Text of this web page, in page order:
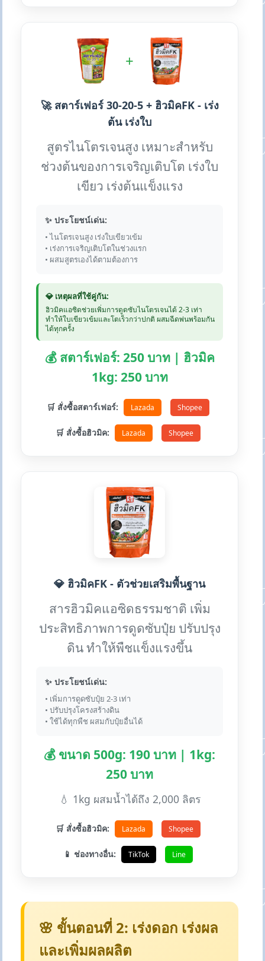
+
🚀 สตาร์เฟอร์ 30-20-5 + ฮิวมิคFK - เร่ง
ต้น เร่งใบ
สูตรไนโตรเจนสูง เหมาะสำหรับ
ช่วงต้นของการเจริญเติบโต เร่งใบ
เขียว เร่งต้นแข็งแรง
✨ ประโยชน์เด่น:
• ไนโตรเจนสูง เร่งใบเขียวเข้ม
• เร่งการเจริญเติบโตในช่วงแรก
• ผสมสูตรเองได้ตามต้องการ
💎 เหตุผลที่ใช้คู่กัน:
ฮิวมิคแอซิดช่วยเพิ่มการดูดซับไนโตรเจนได้ 2-3 เท่า
ทำให้ใบเขียวเข้มและโตเร็วกว่าปกติ ผสมฉีดพ่นพร้อมกัน
ได้ทุกครั้ง
💰 สตาร์เฟอร์: 250 บาท | ฮิวมิค
1kg: 250 บาท
🛒 สั่งซื้อสตาร์เฟอร์: Lazada Shopee
🛒 สั่งซื้อฮิวมิค: Lazada Shopee
💎 ฮิวมิคFK - ตัวช่วยเสริมพื้นฐาน
สารฮิวมิคแอซิดธรรมชาติ เพิ่ม
ประสิทธิภาพการดูดซับปุ๋ย ปรับปรุง
ดิน ทำให้พืชแข็งแรงขึ้น
✨ ประโยชน์เด่น:
• เพิ่มการดูดซับปุ๋ย 2-3 เท่า
• ปรับปรุงโครงสร้างดิน
• ใช้ได้ทุกพืช ผสมกับปุ๋ยอื่นได้
💰 ขนาด 500g: 190 บาท | 1kg:
250 บาท
💧 1kg ผสมน้ำได้ถึง 2,000 ลิตร
🛒 สั่งซื้อฮิวมิค: Lazada Shopee
📱 ช่องทางอื่น: TikTok Line
🌸 ขั้นตอนที่ 2: เร่งดอก เร่งผล
และเพิ่มผลผลิต